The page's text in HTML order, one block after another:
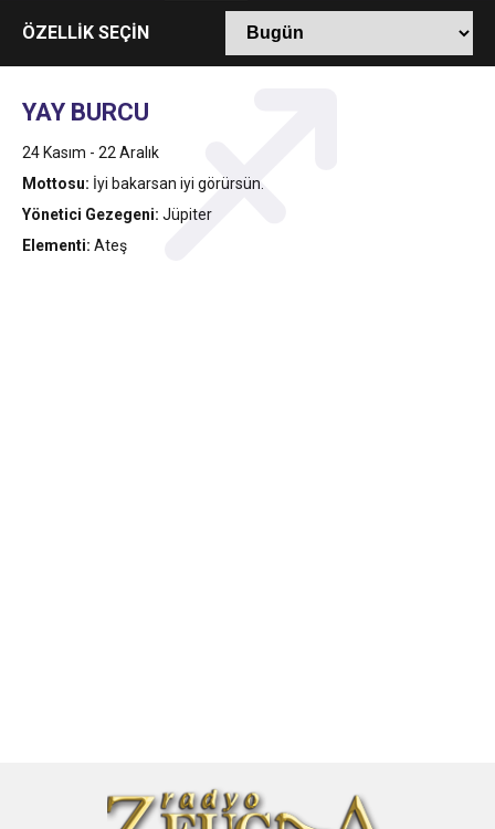
buluşturdu
11:36 Hareketsiz yaşam diyabete neden oluyor
10:45 Terör Örgütüne MİT’ten Darbe!
ÖZELLİK SEÇİN
YAY BURCU
24 Kasım - 22 Aralık
Mottosu: İyi bakarsan iyi görürsün.
Yönetici Gezegeni: Jüpiter
Elementi: Ateş